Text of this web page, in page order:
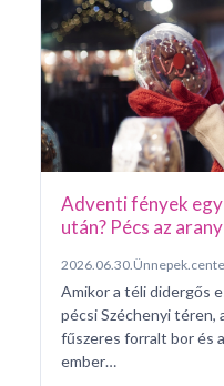
Adventi fények egy
után? Pécs az
2026.06.30.
Amikor a téli didergős
pécsi Széchenyi téren,
fűszeres forralt bor és
ember…